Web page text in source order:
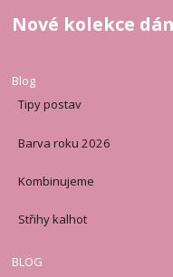
Nové kolekce
Blog
Tipy postav
Barva roku 2026
Kombinujeme
Střihy kalhot
BLOG